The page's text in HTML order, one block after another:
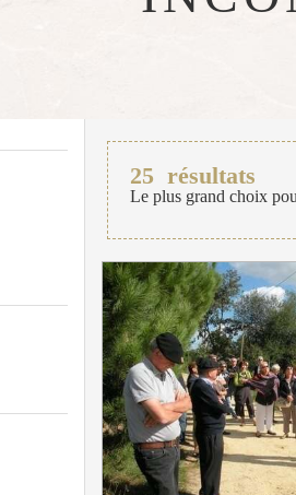
25 résultats
Le plus grand choix